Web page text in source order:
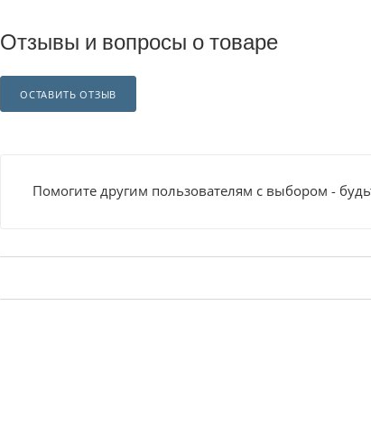
Отзывы и вопросы о товаре
ОСТАВИТЬ ОТЗЫВ
Помогите другим пользователям с выбором -